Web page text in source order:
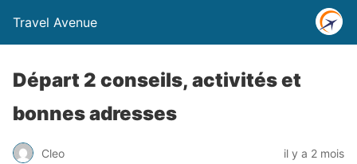
Travel Avenue
Départ 2 conseils, activités et
bonnes adresses
Cleo il y a 2 mois